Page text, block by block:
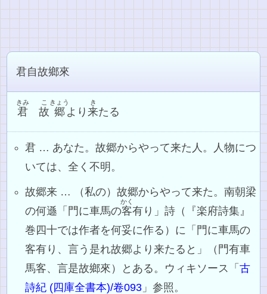
君自故鄉來
君
きみ
故
こ
郷
きょう
より来
き
たる
君 … あなた。故郷からやって来た人。人物につ
いては、全く不明。
故郷来 … （私の）故郷からやって来た。南朝梁
の何遜「門に車馬の客
かく
有り」詩（『楽府詩集』
巻四十では作者を何妥に作る）に「門に車馬の
客有り、言う是れ故郷より来たると」（門有車
馬客、言是故鄉來）とある。ウィキソース「古
詩紀 (四庫全書本)/卷093 」参照。